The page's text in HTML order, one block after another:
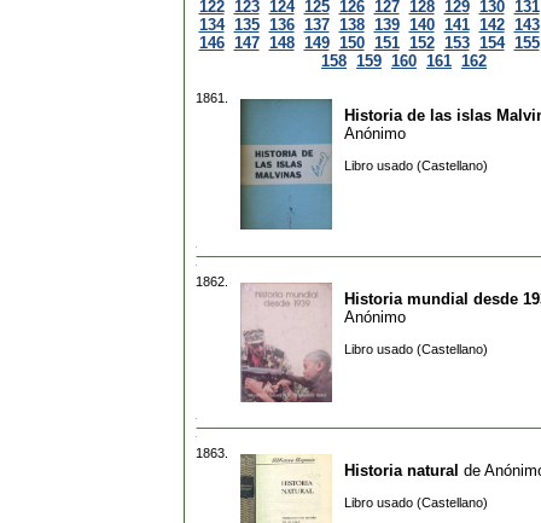
122 123 124 125 126 127 128 129 130 131
134 135 136 137 138 139 140 141 142 143
146 147 148 149 150 151 152 153 154 155
158 159 160 161 162
1861.
Historia de las islas
Anónimo
Libro usado (Castellano)
1862.
Historia mundial desde
Anónimo
Libro usado (Castellano)
1863.
Historia natural de
Libro usado (Castellano)